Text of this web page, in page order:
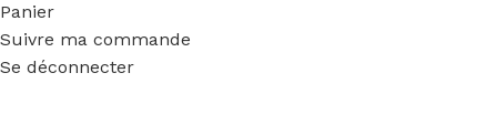
Panier
Suivre ma commande
Se déconnecter